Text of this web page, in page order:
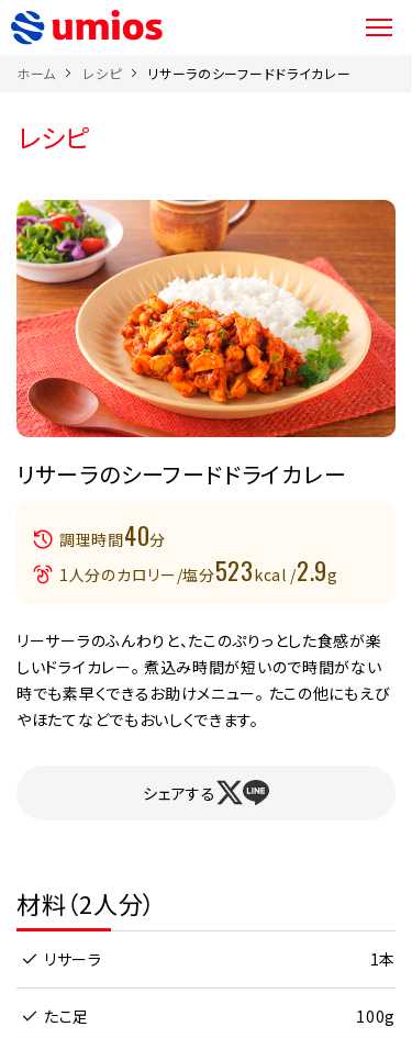
ホーム レシピ リサーラのシーフードドライカレー
レシピ
リサーラのシーフードドライカレー
調理時間40分
1人分のカロリー/塩分523kcal /2.9g
リーサーラのふんわりと、たこのぷりっとした食感が楽
しいドライカレー。 煮込み時間が短いので時間がない
時でも素早くできるお助けメニュー。 たこの他にもえび
やほたてなどでもおいしくできます。
シェアする
材料（2人分）
リサーラ 1本
たこ足 100g